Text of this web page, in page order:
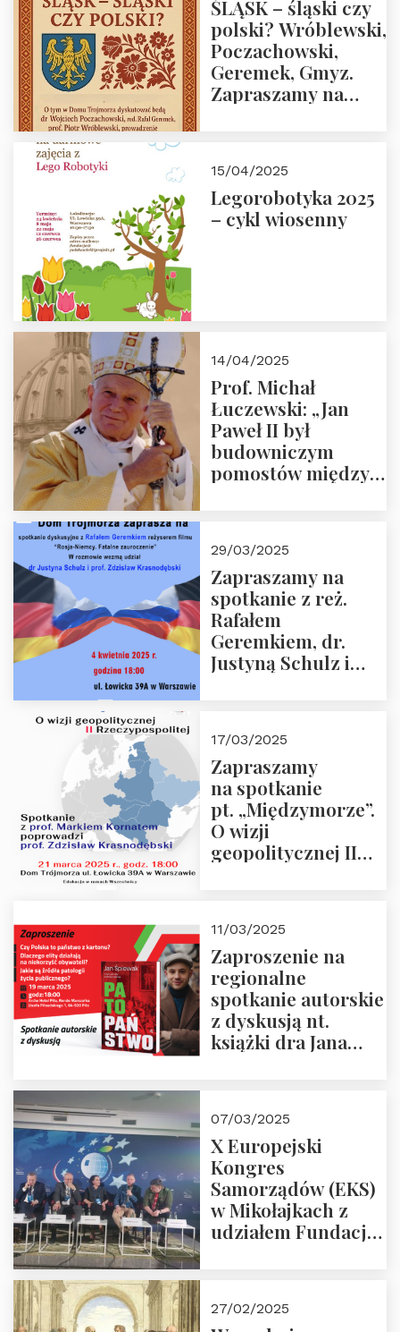
ŚLĄSK – śląski czy
polski? Wróblewski,
Poczachowski,
Geremek, Gmyz.
Zapraszamy na
Trójmorza.
15/04/2025
Legorobotyka 2025
– cykl wiosenny
14/04/2025
Prof. Michał
Łuczewski: „Jan
Paweł II był
budowniczym
pomostów między
29/03/2025
Zapraszamy na
spotkanie z reż.
Rafałem
Geremkiem, dr.
Justyną Schulz i
“Rosja-Niemcy…”
17/03/2025
Zapraszamy
na spotkanie
pt. „Międzymorze”.
O wizji
geopolitycznej II
i prof.
Krasnodębski
11/03/2025
Zaproszenie na
regionalne
spotkanie autorskie
z dyskusją nt.
książki dra Jana
07/03/2025
X Europejski
Kongres
Samorządów (EKS)
w Mikołajkach z
udziałem Fundacji
27/02/2025